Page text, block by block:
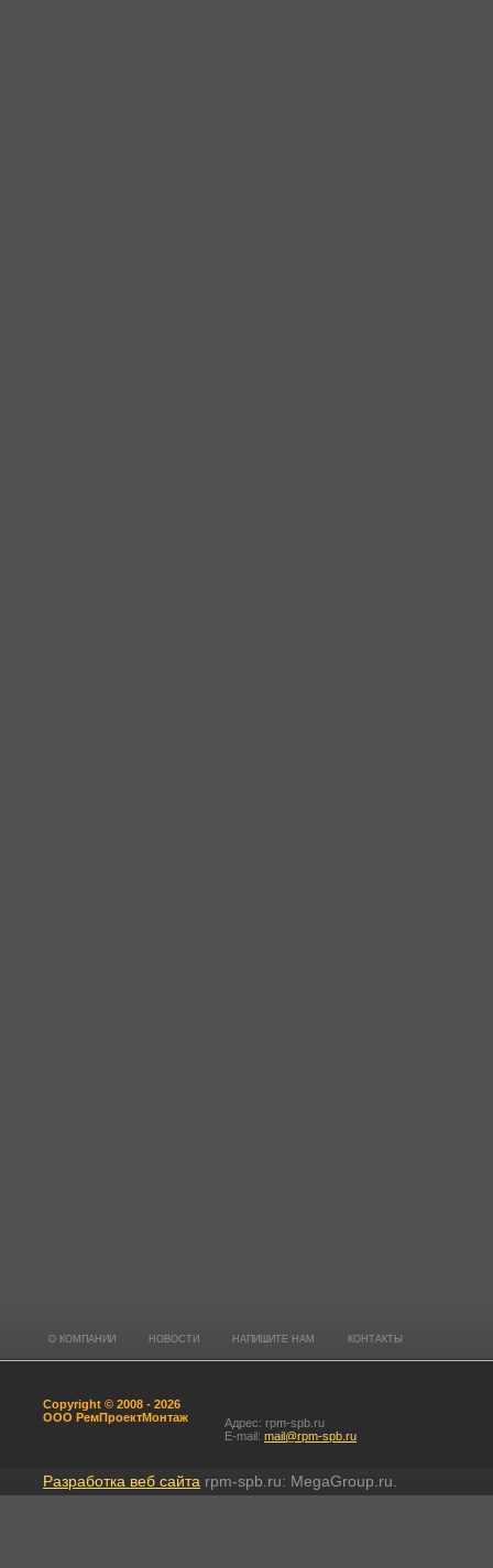
О КОМПАНИИ НОВОСТИ НАПИШИТЕ НАМ КОНТАКТЫ
Copyright © 2008 - 2026
ООО РемПроектМонтаж
Разработка веб сайта rpm-spb.ru: MegaGroup.ru.
Адрес: rpm-spb.ru
E-mail: mail@rpm-spb.ru